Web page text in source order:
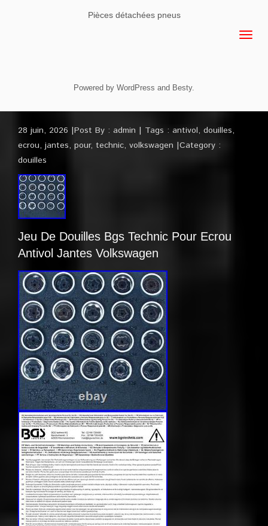
Pièces détachées pneus
Powered by WordPress and Besty.
28 juin, 2026 Post By : admin Tags : antivol, douilles,
ecrou, jantes, pour, technic, volkswagen Category :
douilles
Jeu De Douilles Bgs Technic Pour Ecrou
Antivol Jantes Volkswagen